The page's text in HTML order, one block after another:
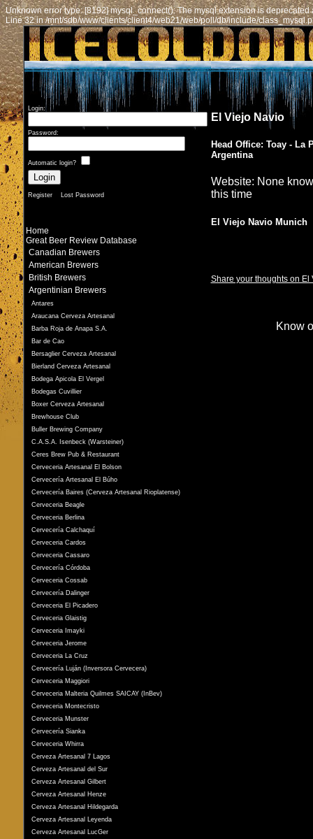
Unknown error type: [8192] mysql_connect(): The mysql extension is
Line 32 in /mnt/sdb/www/clients/client4/web21/web/poll/db/include/
Login:
Password:
Automatic login?
Register Lost Password
Home
Great Beer Review Database
Canadian Brewers
American Brewers
British Brewers
Argentinian Brewers
Antares
Araucana Cerveza Artesanal
Barba Roja de Anapa S.A.
Bar de Cao
Bersaglier Cerveza Artesanal
Bierland Cerveza Artesanal
Bodega Apicola El Vergel
Bodegas Cuvillier
Boxer Cerveza Artesanal
Brewhouse Club
Buller Brewing Company
C.A.S.A. Isenbeck (Warsteiner)
Ceres Brew Pub & Restaurant
Cerveceria Artesanal El Bolson
Cervecería Artesanal El Búho
Cervecería Baires (Cerveza Artesanal Rioplatense)
Cerveceria Beagle
Cerveceria Berlina
Cervecería Calchaquí
Cerveceria Cardos
Cerveceria Cassaro
Cervecería Córdoba
Cerveceria Cossab
Cervecería Dalinger
Cerveceria El Picadero
Cerveceria Glaistig
Cerveceria Imayki
Cerveceria Jerome
Cerveceria La Cruz
Cervecería Luján (Inversora Cervecera)
Cerveceria Maggiori
Cerveceria Malteria Quilmes SAICAY (InBev)
Cerveceria Montecristo
Cerveceria Munster
Cervecería Sianka
Cerveceria Whirra
Cerveza Artesanal 7 Lagos
Cerveza Artesanal del Sur
Cerveza Artesanal Gilbert
Cerveza Artesanal Henze
Cerveza Artesanal Hildegarda
Cerveza Artesanal Leyenda
Cerveza Artesanal LucGer
El Viejo Navio
Head Office: Toay - La
Argentina
Website: None
this time
El Viejo Navio Munich
Share your thoughts on
Know